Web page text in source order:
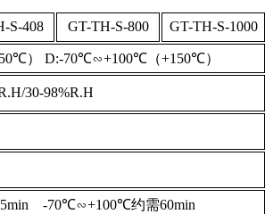
S-408 GT-TH-S-800 GT-TH-S-1000
） D:-70℃∽+100℃（+150℃）
30-98%R.H
-70℃∽+100℃约需60min